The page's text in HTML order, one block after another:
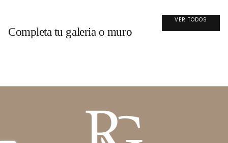
Completa tu galeria o muro
VER TODOS